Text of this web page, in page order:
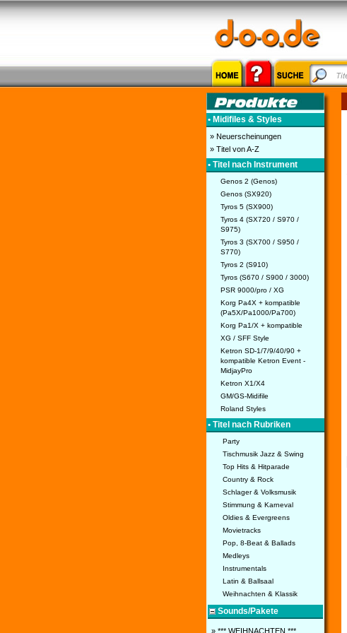
• Midifiles & Styles
» Neuerscheinungen
» Titel von A-Z
• Titel nach Instrument
Genos 2 (Genos)
Genos (SX920)
Tyros 5 (SX900)
Tyros 4 (SX720 / S970 /
S975)
Tyros 3 (SX700 / S950 /
S770)
Tyros 2 (S910)
Tyros (S670 / S900 / 3000)
PSR 9000/pro / XG
Korg Pa4X + kompatible
(Pa5X/Pa1000/Pa700)
Korg Pa1/X + kompatible
XG / SFF Style
Ketron SD-1/7/9/40/90 +
kompatible Ketron Event -
MidjayPro
Ketron X1/X4
GM/GS-Midifile
Roland Styles
• Titel nach Rubriken
Party
Tischmusik Jazz & Swing
Top Hits & Hitparade
Country & Rock
Schlager & Volksmusik
Stimmung & Karneval
Oldies & Evergreens
Movietracks
Pop, 8-Beat & Ballads
Medleys
Instrumentals
Latin & Ballsaal
Weihnachten & Klassik
Sounds/Pakete
» *** WEIHNACHTEN ***